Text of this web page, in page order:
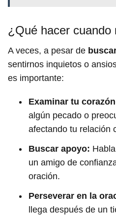
¿Qué hacer cuando
A veces, a pesar de
sentirnos inquietos o
es importante:
Examinar tu
algún pecado o
afectando tu relación
Buscar apoyo:
un amigo de
oración.
Perseverar en la
llega después de un